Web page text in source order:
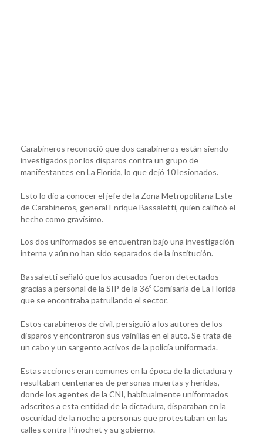
Carabineros reconoció que dos carabineros están siendo
investigados por los disparos contra un grupo de
manifestantes en La Florida, lo que dejó 10 lesionados.
Esto lo dio a conocer el jefe de la Zona Metropolitana Este
de Carabineros, general Enrique Bassaletti, quien calificó el
hecho como gravísimo.
Los dos uniformados se encuentran bajo una investigación
interna y aún no han sido separados de la institución.
Bassaletti señaló que los acusados fueron detectados
gracias a personal de la SIP de la 36º Comisaría de La Florida
que se encontraba patrullando el sector.
Estos carabineros de civil, persiguió a los autores de los
disparos y encontraron sus vainillas en el auto. Se trata de
un cabo y un sargento activos de la policía uniformada.
Estas acciones eran comunes en la época de la dictadura y
resultaban centenares de personas muertas y heridas,
donde los agentes de la CNI, habitualmente uniformados
adscritos a esta entidad de la dictadura, disparaban en la
oscuridad de la noche a personas que protestaban en las
calles contra Pinochet y su gobierno.